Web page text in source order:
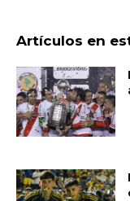
Artículos en